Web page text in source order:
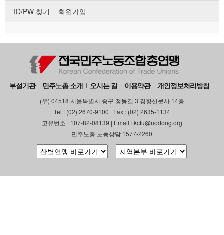
ID/PW 찾기 회원가입
부설기관 민주노총 소개 오시는 길 이용약관 개인정보처리방침
(우) 04518 서울특별시 중구 정동길 3 경향신문사 14층
Tel : (02) 2670-9100 | Fax : (02) 2635-1134
고유번호 : 107-82-08139 | Email : kctu@nodong.org
민주노총 노동상담 1577-2260